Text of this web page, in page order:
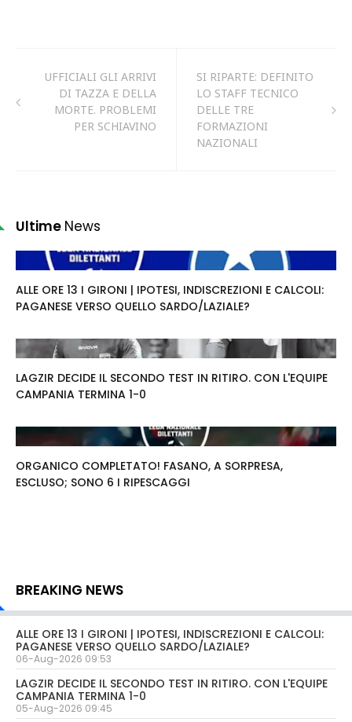
UFFICIALI GLI ARRIVI
DI TAZZA E DELLA
MORTE. PROBLEMI
PER SCHIAVINO
SI RIPARTE: DEFINITO
LO STAFF TECNICO
DELLE TRE
FORMAZIONI
NAZIONALI
Ultime News
ALLE ORE 13 I GIRONI | IPOTESI, INDISCREZIONI E CALCOLI:
PAGANESE VERSO QUELLO SARDO/LAZIALE?
LAGZIR DECIDE IL SECONDO TEST IN RITIRO. CON L'EQUIPE
CAMPANIA TERMINA 1-0
ORGANICO COMPLETATO! FASANO, A SORPRESA,
ESCLUSO; SONO 6 I RIPESCAGGI
BREAKING NEWS
ALLE ORE 13 I GIRONI | IPOTESI, INDISCREZIONI E CALCOLI:
PAGANESE VERSO QUELLO SARDO/LAZIALE?
06-Aug-2026 09:53
LAGZIR DECIDE IL SECONDO TEST IN RITIRO. CON L'EQUIPE
CAMPANIA TERMINA 1-0
05-Aug-2026 09:45